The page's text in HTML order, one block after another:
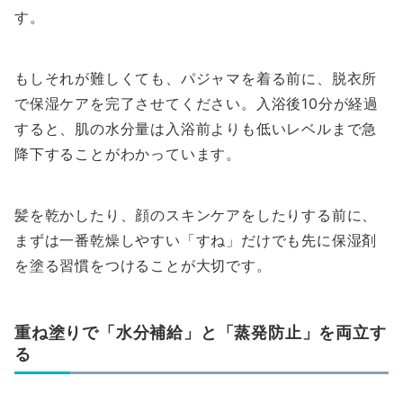
す。
もしそれが難しくても、パジャマを着る前に、脱衣所
で保湿ケアを完了させてください。入浴後10分が経過
すると、肌の水分量は入浴前よりも低いレベルまで急
降下することがわかっています。
髪を乾かしたり、顔のスキンケアをしたりする前に、
まずは一番乾燥しやすい「すね」だけでも先に保湿剤
を塗る習慣をつけることが大切です。
重ね塗りで「水分補給」と「蒸発防止」を両立す
る